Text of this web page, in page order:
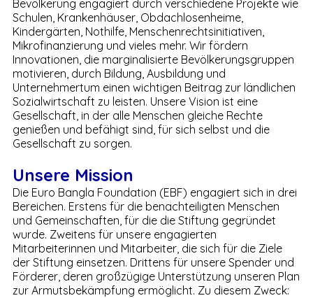
Bevölkerung engagiert durch verschiedene Projekte wie
Schulen, Krankenhäuser, Obdachlosenheime,
Kindergärten, Nothilfe, Menschenrechtsinitiativen,
Mikrofinanzierung und vieles mehr. Wir fördern
Innovationen, die marginalisierte Bevölkerungsgruppen
motivieren, durch Bildung, Ausbildung und
Unternehmertum einen wichtigen Beitrag zur ländlichen
Sozialwirtschaft zu leisten. Unsere Vision ist eine
Gesellschaft, in der alle Menschen gleiche Rechte
genießen und befähigt sind, für sich selbst und die
Gesellschaft zu sorgen.
Unsere Mission
Die Euro Bangla Foundation (EBF) engagiert sich in drei
Bereichen. Erstens für die benachteiligten Menschen
und Gemeinschaften, für die die Stiftung gegründet
wurde. Zweitens für unsere engagierten
Mitarbeiterinnen und Mitarbeiter, die sich für die Ziele
der Stiftung einsetzen. Drittens für unsere Spender und
Förderer, deren großzügige Unterstützung unseren Plan
zur Armutsbekämpfung ermöglicht. Zu diesem Zweck: